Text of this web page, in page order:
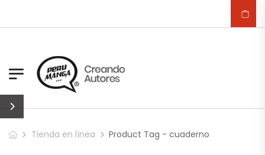
Tienda en línea Product Tag - cuaderno